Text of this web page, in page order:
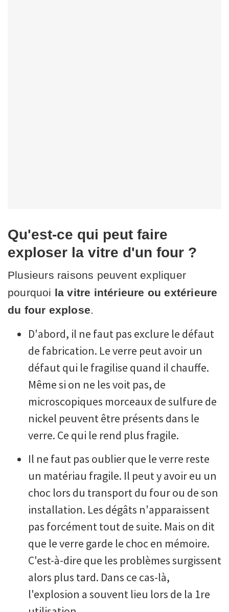
Qu'est-ce qui peut faire
exploser la vitre d'un four ?
Plusieurs raisons peuvent expliquer
pourquoi la vitre intérieure ou extérieure
du four explose
D'abord, il ne faut pas exclure le défaut
de fabrication. Le verre peut avoir un
défaut qui le fragilise quand il chauffe.
Même si on ne les voit pas, de
microscopiques morceaux de sulfure de
nickel peuvent être présents dans le
verre. Ce qui le rend plus fragile.
Il ne faut pas oublier que le verre reste
un matériau fragile. Il peut y avoir eu un
choc lors du transport du four ou de son
installation. Les dégâts n'apparaissent
pas forcément tout de suite. Mais on dit
que le verre garde le choc en mémoire.
C'est-à-dire que les problèmes surgissent
alors plus tard. Dans ce cas-là,
l'explosion a souvent lieu lors de la 1re